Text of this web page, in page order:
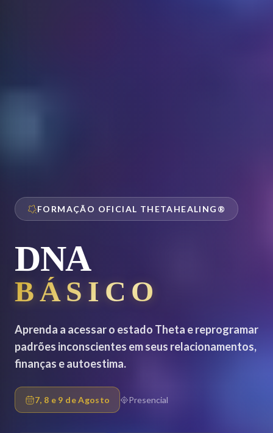
FORMAÇÃO OFICIAL THETAHEALING®
DNA
BÁSICO
Aprenda a acessar o estado Theta e reprogramar
padrões inconscientes em seus relacionamentos,
finanças e autoestima.
7, 8 e 9 de Agosto Presencial